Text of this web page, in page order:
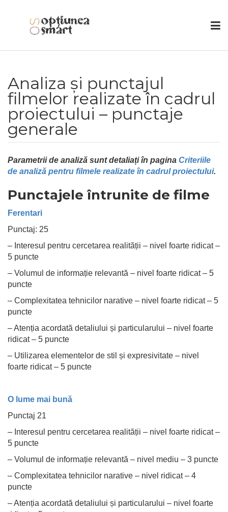
Analiza și punctajul
filmelor realizate în cadrul
proiectului – punctaje
generale
Parametrii de analiză sunt detaliați în pagina Criteriile
de analiză pentru filmele realizate în cadrul proiectului.
Punctajele întrunite de filme
Ferentari
Punctaj: 25
– Interesul pentru cercetarea realității – nivel foarte ridicat –
5 puncte
– Volumul de informație relevantă – nivel foarte ridicat – 5
puncte
– Complexitatea tehnicilor narative – nivel foarte ridicat – 5
puncte
– Atenția acordată detaliului și particularului – nivel foarte
ridicat – 5 puncte
– Utilizarea elementelor de stil și expresivitate – nivel
foarte ridicat – 5 puncte
O lume mai bună
Punctaj 21
– Interesul pentru cercetarea realității – nivel foarte ridicat –
5 puncte
– Volumul de informație relevantă – nivel mediu – 3 puncte
– Complexitatea tehnicilor narative – nivel ridicat – 4
puncte
– Atenția acordată detaliului și particularului – nivel foarte